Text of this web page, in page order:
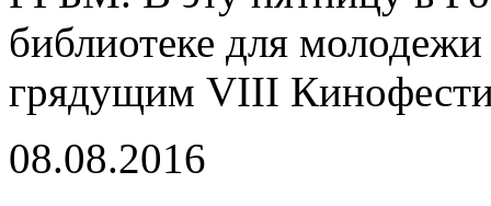
библиотеке для молодежи
грядущим VIII
08.08.2016